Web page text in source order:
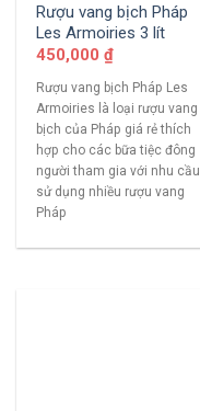
Rượu vang bịch Pháp
Les Armoiries 3 lít
450,000 ₫
Rượu vang bịch Pháp Les
Armoiries là loại rượu vang
bịch của Pháp giá rẻ thích
hợp cho các bữa tiệc đông
người tham gia với nhu cầu
sử dụng nhiều rượu vang
Pháp